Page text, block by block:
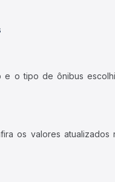
o tipo de ônibus
os valores